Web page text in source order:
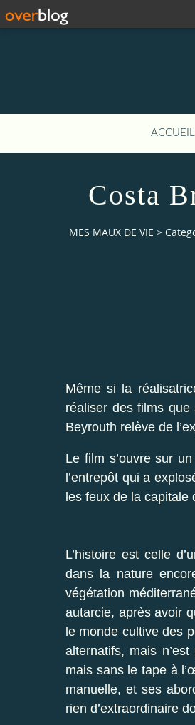
ACCUEIL
Costa
MES MAUX DE VIE >
Même si la
réaliser des films
Beyrouth relève de
Le film s’ouvre sur
l’entrepôt qui a
les feux de la capitale
L’histoire est celle
dans la nature
végétation
autarcie, après avoir
le monde cultive des
alternatifs, mais
mais sans le tape à
manuelle, et ses
rien d’extraordinaire